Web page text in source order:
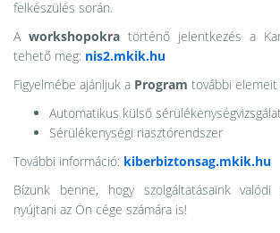
felkészülés során.
A workshopokra történő jelentkezés a
tehető meg: nis2.mkik.hu
Figyelmébe ajánljuk a Program további elemeit
Automatikus külső
Sérülékenységi riasztórendszer
További információ: kiberbiztonsag.mkik.hu
Bízunk benne, hogy szolgáltatásaink
nyújtani az Ön cége számára is!